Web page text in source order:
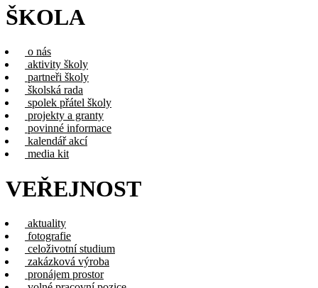
ŠKOLA
o nás
aktivity školy
partneři školy
školská rada
spolek přátel školy
projekty a granty
povinné informace
kalendář akcí
media kit
VEŘEJNOST
aktuality
fotografie
celoživotní studium
zakázková výroba
pronájem prostor